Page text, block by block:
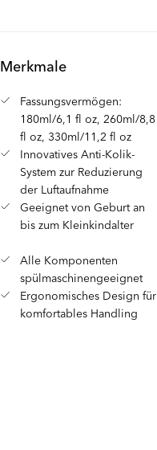
Merkmale
Fassungsvermögen:
180ml/6,1 fl oz, 260ml/8,8
fl oz, 330ml/11,2 fl oz
Innovatives Anti-Kolik-
System zur Reduzierung
der Luftaufnahme
Geeignet von Geburt an
bis zum Kleinkindalter
Alle Komponenten
spülmaschinengeeignet
Ergonomisches Design für
komfortables Handling